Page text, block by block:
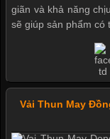
giãn và khả năng
sẽ giúp sản phẩm có
Vải Thun May
Thị hiều